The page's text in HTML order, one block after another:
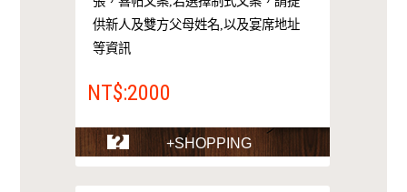
供新人及雙方父母姓名,以及宴席地址
等資訊
NT$:2000
+SHOPPING